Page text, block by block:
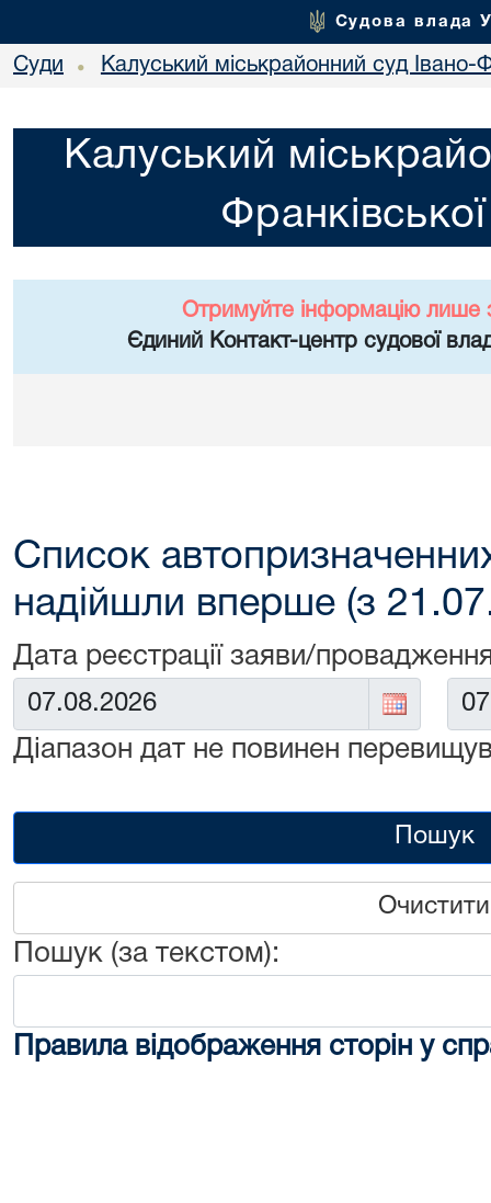
Судова влада
Суди • Калуський міськрайонний суд Івано-
Калуський
Отримуйте інформацію лише
Єдиний Контакт-центр судової
Список
надійшли вперше (з
Дата реєстрації заяви/
Від: До:
Діапазон дат не повинен
Пошук
Очистити
Пошук (за текстом):
Правила відображення сторін у